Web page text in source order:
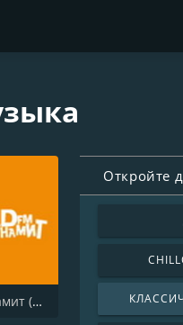
DFM Динамит (DFM Dinamit)
Откройте